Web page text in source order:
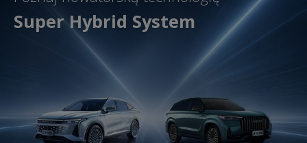
Super Hybrid System